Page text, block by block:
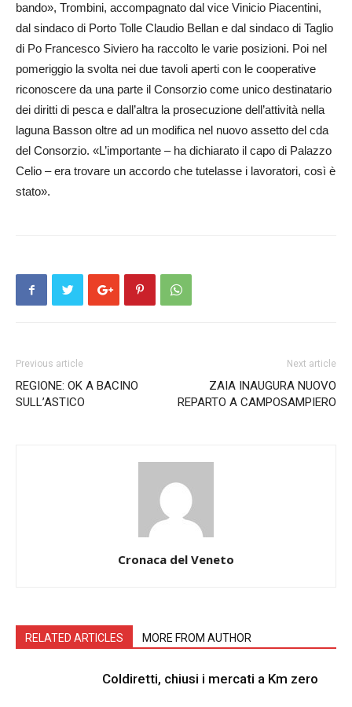
bando», Trombini, accompagnato dal vice Vinicio Piacentini,
dal sindaco di Porto Tolle Claudio Bellan e dal sindaco di Taglio
di Po Francesco Siviero ha raccolto le varie posizioni. Poi nel
pomeriggio la svolta nei due tavoli aperti con le cooperative
riconoscere da una parte il Consorzio come unico destinatario
dei diritti di pesca e dall’altra la prosecuzione dell’attività nella
laguna Basson oltre ad un modifica nel nuovo assetto del cda
del Consorzio. «L’importante – ha dichiarato il capo di Palazzo
Celio – era trovare un accordo che tutelasse i lavoratori, così è
stato».
Previous article
REGIONE: OK A BACINO
SULL’ASTICO
Next article
ZAIA INAUGURA NUOVO
REPARTO A CAMPOSAMPIERO
Cronaca del Veneto
RELATED ARTICLES MORE FROM AUTHOR
Coldiretti, chiusi i mercati a Km zero